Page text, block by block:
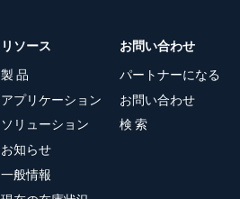
リソース
製 品
アプリケーション
ソリューション
お知らせ
一般情報
お問い合わせ
パートナーになる
お問い合わせ
検 索